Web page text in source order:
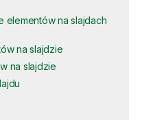
elementów na slajdach
na slajdzie
na slajdzie